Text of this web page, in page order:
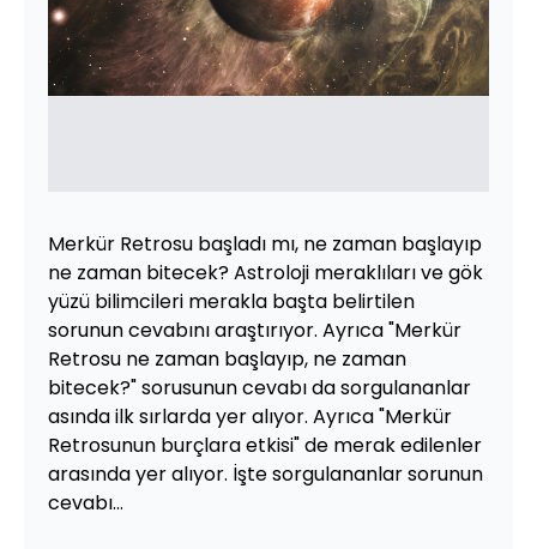
Merkür Retrosu başladı mı, ne zaman başlayıp
ne zaman bitecek? Astroloji meraklıları ve gök
yüzü bilimcileri merakla başta belirtilen
sorunun cevabını araştırıyor. Ayrıca "Merkür
Retrosu ne zaman başlayıp, ne zaman
bitecek?" sorusunun cevabı da sorgulananlar
asında ilk sırlarda yer alıyor. Ayrıca "Merkür
Retrosunun burçlara etkisi" de merak edilenler
arasında yer alıyor. İşte sorgulananlar sorunun
cevabı...